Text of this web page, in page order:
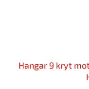
Hangar 9 kryt